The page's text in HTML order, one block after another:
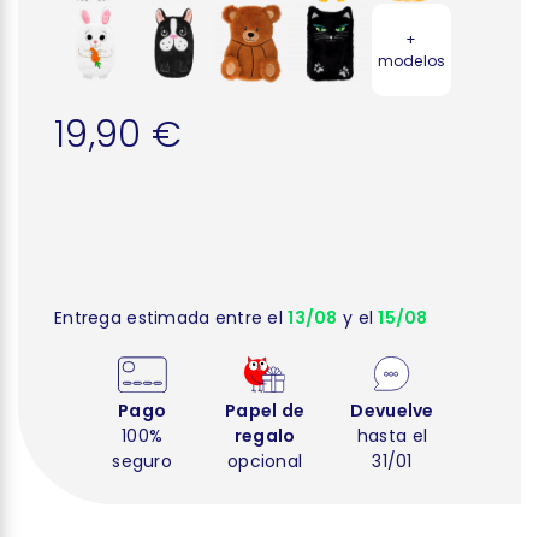
+
modelos
19,90 €
Entrega estimada entre el13/08 y el15/08
Pago
100%
seguro
Papel de
regalo
opcional
Devuelve
hasta el
31/01